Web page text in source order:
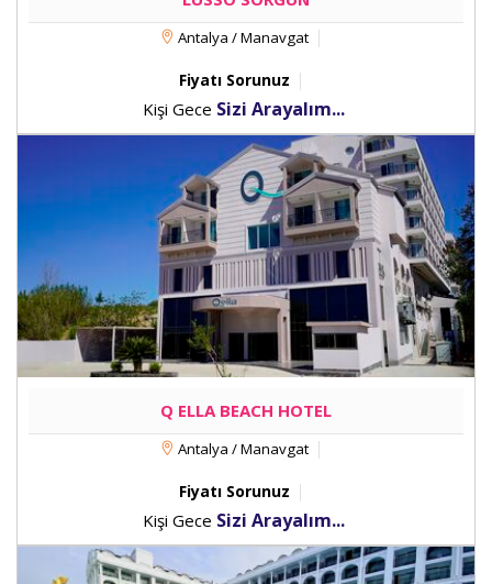
Antalya / Manavgat
Fiyatı Sorunuz
Kişi Gece Sizi Arayalım...
Q ELLA BEACH HOTEL
Antalya / Manavgat
Fiyatı Sorunuz
Kişi Gece Sizi Arayalım...